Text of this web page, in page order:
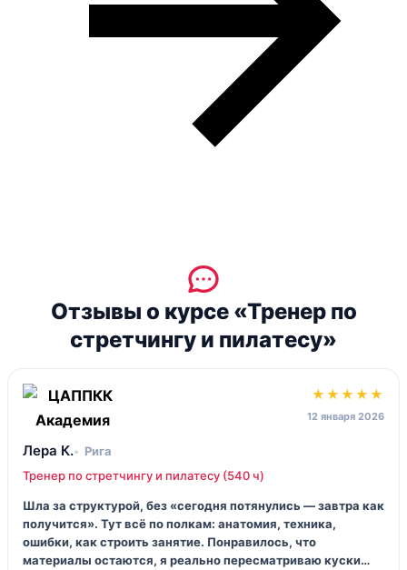
Отзывы о курсе «Тренер по
стретчингу и пилатесу»
★★★★★
12 января 2026
Лера К.
Рига
Тренер по стретчингу и пилатесу (540 ч)
Шла за структурой, без «сегодня потянулись — завтра как
получится». Тут всё по полкам: анатомия, техника,
ошибки, как строить занятие. Понравилось, что
материалы остаются, я реально пересматриваю куски